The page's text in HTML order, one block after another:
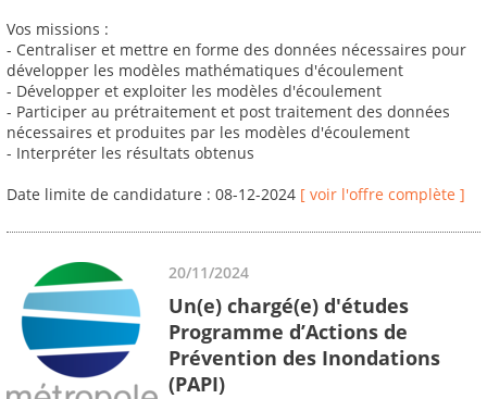
Vos missions :
- Centraliser et mettre en forme des données nécessaires pour
développer les modèles mathématiques d'écoulement
- Développer et exploiter les modèles d'écoulement
- Participer au prétraitement et post traitement des données
nécessaires et produites par les modèles d'écoulement
- Interpréter les résultats obtenus
Date limite de candidature : 08-12-2024 [ voir l'offre complète ]
20/11/2024
Un(e) chargé(e) d'études
Programme d’Actions de
Prévention des Inondations
(PAPI)